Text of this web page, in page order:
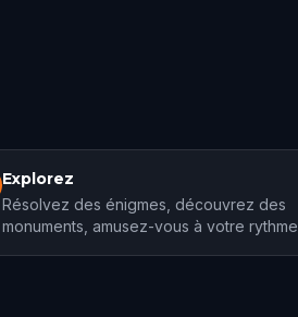
Explorez
Résolvez des énigmes, découvrez des
monuments, amusez-vous à votre rythme